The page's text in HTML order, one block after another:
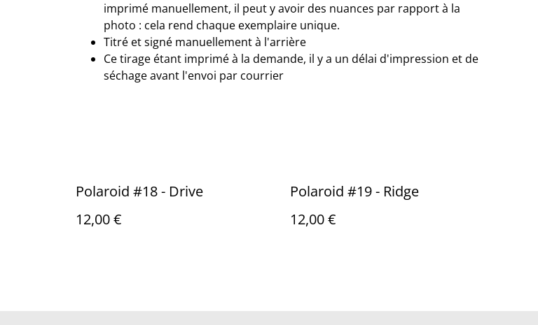
imprimé manuellement, il peut y avoir des nuances par rapport à la
photo : cela rend chaque exemplaire unique.
Titré et signé manuellement à l'arrière
Ce tirage étant imprimé à la demande, il y a un délai d'impression et de
séchage avant l'envoi par courrier
Polaroid #18 - Drive
12,00 €
Polaroid #19 - Ridge
12,00 €